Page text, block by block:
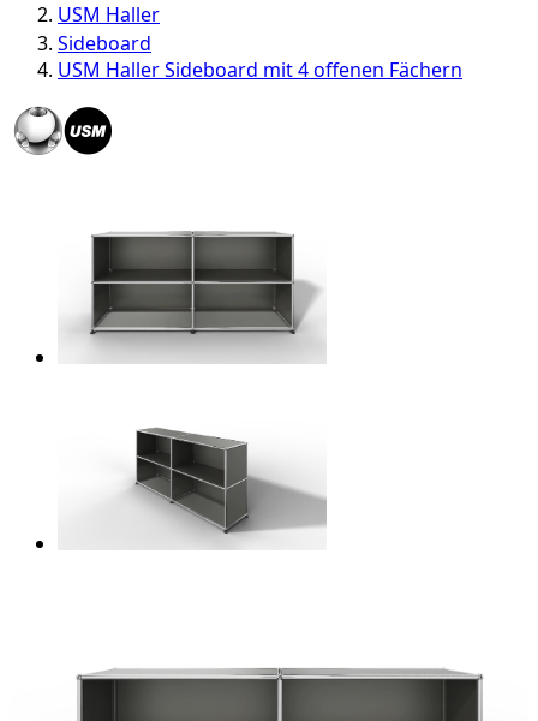
USM Haller
Sideboard
USM Haller Sideboard mit 4 offenen Fächern